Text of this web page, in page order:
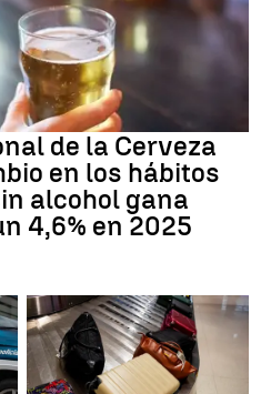
de la Cerveza
en los hábitos
alcohol gana
4,6% en 2025